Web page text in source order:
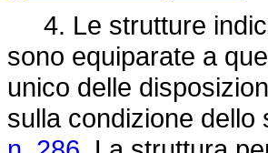
4. Le strutture
sono equiparate a
unico delle
sulla condizione